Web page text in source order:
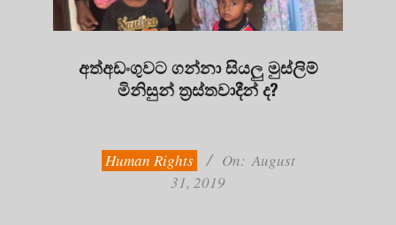
අත්අඩංගුවට ගන්නා සියලු මුස්ලිම්
මිනිසුන් ත්‍රස්තවාදීන් ද?
Human Rights On: August
31, 2019